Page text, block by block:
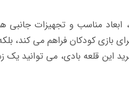
کیفیت ساخت بالا، ابعاد مناسب و
بازی کودکان فراهم می کند،
قلعه بادی، می توانید یک